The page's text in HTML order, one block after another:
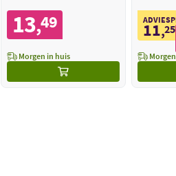
13,49
Morgen in huis
11,25